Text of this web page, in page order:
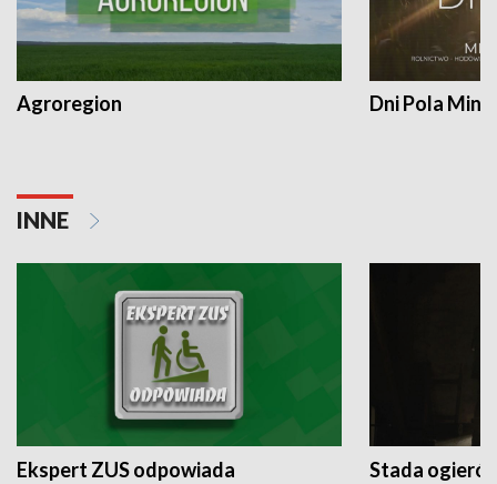
Agroregion Dni Pola
INNE
Ekspert ZUS odpowiada Stada